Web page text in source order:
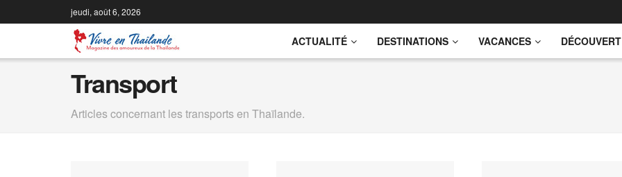
jeudi, août 6, 2026
ACTUALITÉ DESTINATIONS VACANCES
Transport
Articles concernant les transports en Thaïlande.